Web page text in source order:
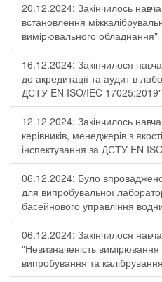
20.12.2024: Закінчилось
встановлення
вимірювального обладнання"
16.12.2024: Закінчилося
до акредитації та аудит в
ДСТУ EN ISO/IEC 17025:2019"
12.12.2024: Закінчилось
керівників, менеджерів з
інспектування за ДСТУ EN
06.12.2024: Було
для випробувальної
басейнового управління
06.12.2024: Закінчилося
"Невизначеність вимірювання
випробування та